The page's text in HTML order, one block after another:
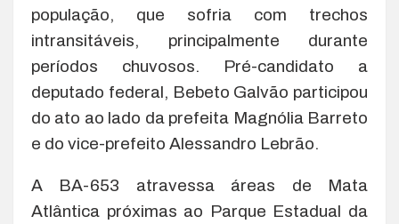
população, que sofria com trechos
intransitáveis, principalmente durante
períodos chuvosos. Pré-candidato a
deputado federal, Bebeto Galvão participou
do ato ao lado da prefeita Magnólia Barreto
e do vice-prefeito Alessandro Lebrão.
A BA-653 atravessa áreas de Mata
Atlântica próximas ao Parque Estadual da